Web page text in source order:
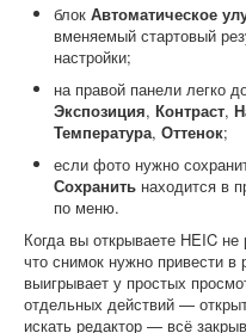
блок Автоматическое
вменяемый стартовый
настройки;
на правой панели легко
Экспозиция, Контраст,
Температура, Оттенок;
если фото нужно
Сохранить находится в
по меню.
Когда вы открываете HEIC
что снимок нужно привести в
выигрывает у простых
отдельных действий —
искать редактор — всё